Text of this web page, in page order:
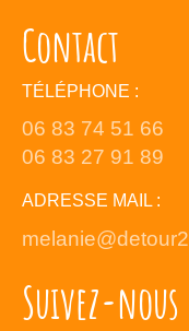
Contact
TÉLÉPHONE :
06 83 74 51 66
06 83 27 91 89
ADRESSE MAIL :
Suivez-nous